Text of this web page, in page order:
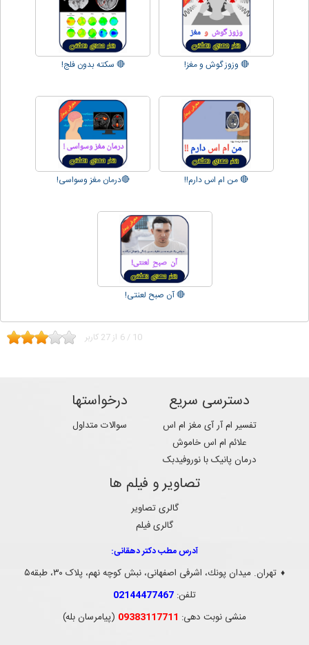
🔴 وزوز گوش و مغز! 🔴 سکته بدون فلج!
🔴 من ام اس دارم!! 🔴درمان مغز وسواسی!
🔴 آن صبح لعنتی!
6 / 10 از 27 کاربر
دسترسی سریع
تفسیر ام آر آی مغز ام اس
علائم ام اس خاموش
درمان پانیک با نوروفیدبک
درخواستها
سوالات متداول
تصاویر و فیلم ها
گالری تصاویر
گالری فیلم
آدرس مطب دکتر دهقانی:
♦ تهران. ميدان پونك، اشرفی اصفهانی، نبش کوچه نهم، پلاک ۳۰، طبقه۵
تلفن: 02144477467
منشی نوبت دهی: 09383117711 (پیامرسان بله)